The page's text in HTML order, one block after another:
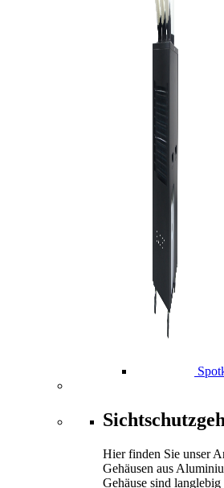
Hier finden Sie unser
Gehäusen aus
Gehäuse sind